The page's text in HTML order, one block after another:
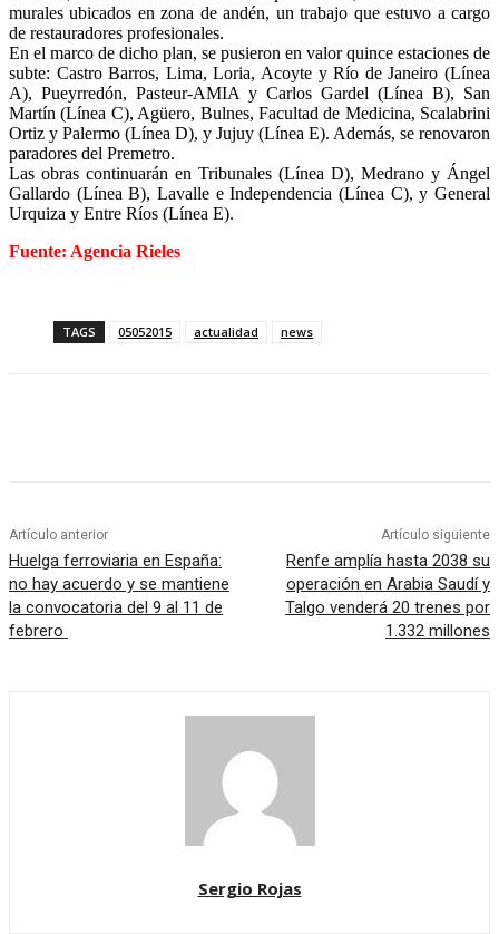
murales ubicados en zona de andén, un trabajo que estuvo a cargo
de restauradores profesionales.
En el marco de dicho plan, se pusieron en valor quince estaciones de
subte: Castro Barros, Lima, Loria, Acoyte y Río de Janeiro (Línea
A), Pueyrredón, Pasteur-AMIA y Carlos Gardel (Línea B), San
Martín (Línea C), Agüero, Bulnes, Facultad de Medicina, Scalabrini
Ortiz y Palermo (Línea D), y Jujuy (Línea E). Además, se renovaron
paradores del Premetro.
Las obras continuarán en Tribunales (Línea D), Medrano y Ángel
Gallardo (Línea B), Lavalle e Independencia (Línea C), y General
Urquiza y Entre Ríos (Línea E).
Fuente: Agencia Rieles
TAGS 05052015 actualidad news
Artículo anterior
Huelga ferroviaria en España:
no hay acuerdo y se mantiene
la convocatoria del 9 al 11 de
febrero
Artículo siguiente
Renfe amplía hasta 2038 su
operación en Arabia Saudí y
Talgo venderá 20 trenes por
1.332 millones
Sergio Rojas